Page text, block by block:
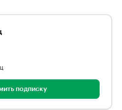
подписку